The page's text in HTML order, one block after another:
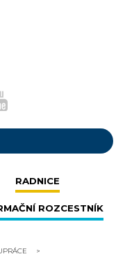
RADNICE
ROZCESTNÍK